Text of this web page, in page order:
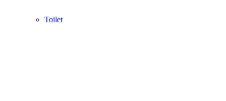
Toilet